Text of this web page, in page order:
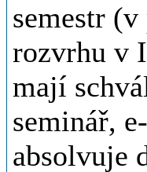
semestr
rozvrhu v
mají
seminář,
absolvuje